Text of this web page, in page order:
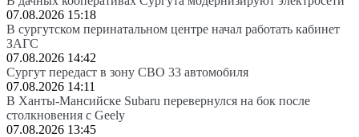
07.08.2026 15:18
В сургутском перинатальном центре начал работать кабинет
ЗАГС
07.08.2026 14:42
Сургут передаст в зону СВО 33 автомобиля
07.08.2026 14:11
В Ханты-Мансийске Subaru перевернулся на бок после
столкновения с Geely
07.08.2026 13:45